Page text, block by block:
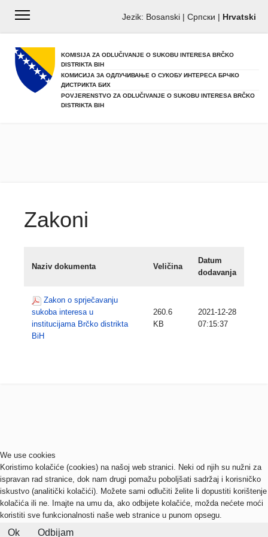
Jezik: Bosanski| Српски | Hrvatski
KOMISIJA ZA ODLUČIVANJE O SUKOBU INTERESA BRČKO
DISTRIKTA BIH
КОМИСИЈА ЗА ОДЛУЧИВАЊЕ О СУКОБУ ИНТЕРЕСА БРЧКО
ДИСТРИКТА БИХ
POVJERENSTVO ZA ODLUČIVANJE O SUKOBU INTERESA BRČKO
DISTRIKTA BIH
Zakoni
Naziv dokumenta Veličina
Datum
dodavanja
Zakon o sprječavanju
sukoba interesa u
institucijama Brčko distrikta
BiH
260.6
KB
2021-12-28
07:15:37
We use cookies
Koristimo kolačiće (cookies) na našoj web stranici. Neki od njih su nužni za
ispravan rad stranice, dok nam drugi pomažu poboljšati sadržaj i korisničko
iskustvo (analitički kolačići). Možete sami odlučiti želite li dopustiti korištenje
kolačića ili ne. Imajte na umu da, ako odbijete kolačiće, možda nećete moći
koristiti sve funkcionalnosti naše web stranice u punom opsegu.
Ok Odbijam